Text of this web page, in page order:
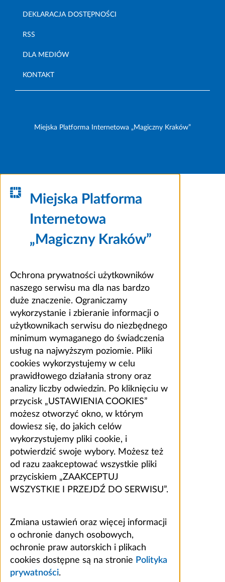
DEKLARACJA DOSTĘPNOŚCI
RSS
DLA MEDIÓW
KONTAKT
Miejska Platforma Internetowa „Magiczny Kraków”
Miejska Platforma
Internetowa
„Magiczny Kraków”
Ochrona prywatności użytkowników
naszego serwisu ma dla nas bardzo
duże znaczenie. Ograniczamy
wykorzystanie i zbieranie informacji o
użytkownikach serwisu do niezbędnego
minimum wymaganego do świadczenia
usług na najwyższym poziomie. Pliki
cookies wykorzystujemy w celu
prawidłowego działania strony oraz
analizy liczby odwiedzin. Po kliknięciu w
przycisk „USTAWIENIA COOKIES”
możesz otworzyć okno, w którym
dowiesz się, do jakich celów
wykorzystujemy pliki cookie, i
potwierdzić swoje wybory. Możesz też
od razu zaakceptować wszystkie pliki
przyciskiem „ZAAKCEPTUJ
WSZYSTKIE I PRZEJDŹ DO SERWISU”.
Zmiana ustawień oraz więcej informacji
o ochronie danych osobowych,
ochronie praw autorskich i plikach
cookies dostępne są na stronie Polityka
prywatności.